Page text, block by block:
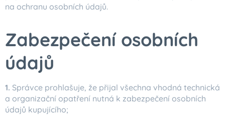
na ochranu osobních údajů.
Zabezpečení osobních
údajů
1. Správce prohlašuje, že přijal všechna vhodná technická
a organizační opatření nutná k zabezpečení osobních
údajů kupujícího;